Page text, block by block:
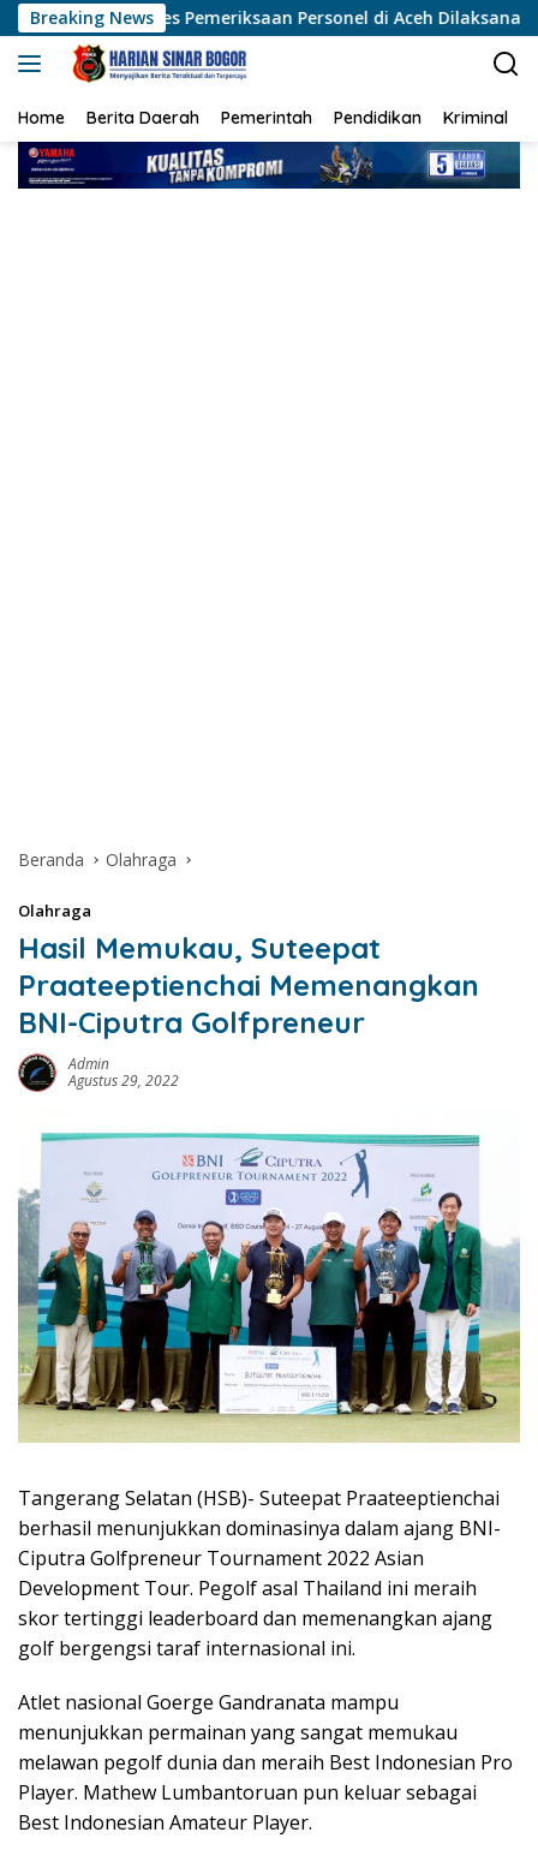
Langsung
ke
konten
Breaking NewsPersonel di Aceh Dilaksanakan Secara
Home Berita Daerah Pemerintah Pendidikan Kriminal
Beranda Olahraga
Olahraga
Hasil Memukau, Suteepat
Praateeptienchai Memenangkan
BNI-Ciputra Golfpreneur
Admin
Agustus 29, 2022
Tangerang Selatan (HSB)- Suteepat Praateeptienchai
berhasil menunjukkan dominasinya dalam ajang BNI-
Ciputra Golfpreneur Tournament 2022 Asian
Development Tour. Pegolf asal Thailand ini meraih
skor tertinggi leaderboard dan memenangkan ajang
golf bergengsi taraf internasional ini.
Atlet nasional Goerge Gandranata mampu
menunjukkan permainan yang sangat memukau
melawan pegolf dunia dan meraih Best Indonesian Pro
Player. Mathew Lumbantoruan pun keluar sebagai
Best Indonesian Amateur Player.